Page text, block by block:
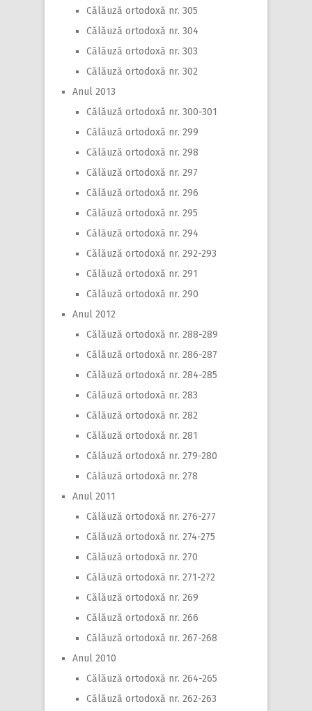
Călăuză ortodoxă nr. 305
Călăuză ortodoxă nr. 304
Călăuză ortodoxă nr. 303
Călăuză ortodoxă nr. 302
Anul 2013
Călăuză ortodoxă nr. 300-301
Călăuză ortodoxă nr. 299
Călăuză ortodoxă nr. 298
Călăuză ortodoxă nr. 297
Călăuză ortodoxă nr. 296
Călăuză ortodoxă nr. 295
Călăuză ortodoxă nr. 294
Călăuză ortodoxă nr. 292-293
Călăuză ortodoxă nr. 291
Călăuză ortodoxă nr. 290
Anul 2012
Călăuză ortodoxă nr. 288-289
Călăuză ortodoxă nr. 286-287
Călăuză ortodoxă nr. 284-285
Călăuză ortodoxă nr. 283
Călăuză ortodoxă nr. 282
Călăuză ortodoxă nr. 281
Călăuză ortodoxă nr. 279-280
Călăuză ortodoxă nr. 278
Anul 2011
Călăuză ortodoxă nr. 276-277
Călăuză ortodoxă nr. 274-275
Călăuză ortodoxă nr. 270
Călăuză ortodoxă nr. 271-272
Călăuză ortodoxă nr. 269
Călăuză ortodoxă nr. 266
Călăuză ortodoxă nr. 267-268
Anul 2010
Călăuză ortodoxă nr. 264-265
Călăuză ortodoxă nr. 262-263